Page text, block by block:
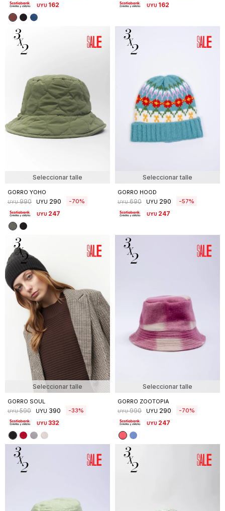
UYU 162 UYU 162
Seleccionar talle
GORRO YOHO
UYU 990 UYU 290 70
UYU 247
Seleccionar talle
GORRO HOOD
UYU 690 UYU 290 57
UYU 247
Seleccionar talle
GORRO SOUL
UYU 590 UYU 390 33
UYU332
Seleccionar talle
GORRO ZOOTOPIA
UYU 990 UYU 290 70
UYU 247